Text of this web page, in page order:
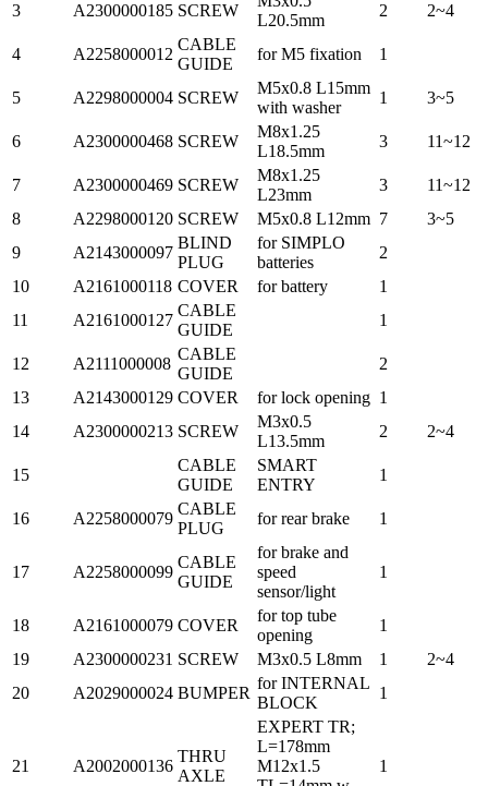
3 A2300000185 SCREW
L20.5mm
2 2~4
4 A2258000012
CABLE
GUIDE
for M5 fixation 1
5 A2298000004 SCREW
M5x0.8 L15mm
with washer
1 3~5
6 A2300000468 SCREW
M8x1.25
L18.5mm
3 11~12
7 A2300000469 SCREW
M8x1.25
L23mm
3
11~12
8
A2298000120 SCREW M5x0.8 L12mm 7
3~5
9
A2143000097
BLIND
PLUG
for SIMPLO
batteries
2
10
A2161000118 COVER for battery
1
11
A2161000127
CABLE
GUIDE
1
12 A2111000008
CABLE
GUIDE
2
13
A2143000129 COVER for lock opening 1
14
A2300000213 SCREW
M3x0.5
L13.5mm
2 2~4
15
CABLE
GUIDE
SMART
ENTRY
1
16 A2258000079
CABLE
PLUG
for rear brake 1
17 A2258000099
CABLE
GUIDE
for brake and
speed
sensor/light
1
18 A2161000079 COVER
for top tube
opening
1
19
A2300000231 SCREW M3x0.5 L8mm 1
2~4
20
A2029000024 BUMPER
for INTERNAL
BLOCK
1
21 A2002000136
THRU
AXLE
EXPERT TR;
L=178mm
M12x1.5
1